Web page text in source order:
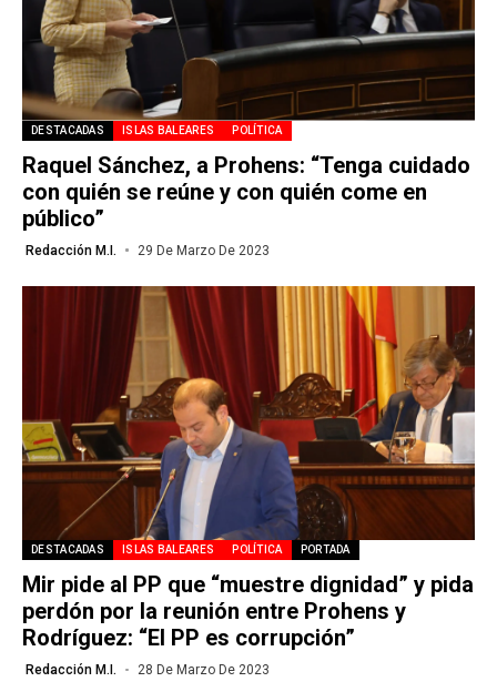
DESTACADAS ISLAS BALEARES POLÍTICA
Raquel Sánchez, a Prohens: “Tenga cuidado
con quién se reúne y con quién come en
público”
Redacción M.I. 29 De Marzo De 2023
DESTACADAS ISLAS BALEARES POLÍTICA PORTADA
Mir pide al PP que “muestre dignidad” y pida
perdón por la reunión entre Prohens y
Rodríguez: “El PP es corrupción”
Redacción M.I. 28 De Marzo De 2023